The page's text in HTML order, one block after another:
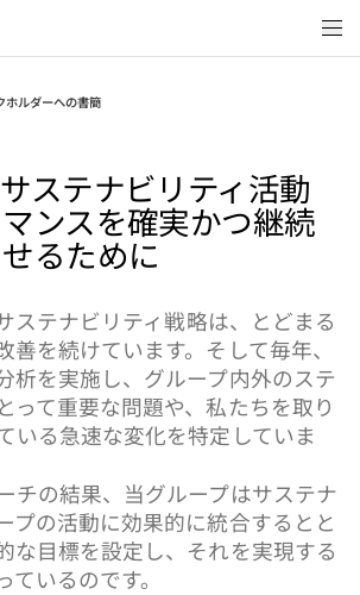
ホルダーへの書簡
ステナビリティ活動
ンスを確実かつ継続
るために
ステナビリティ戦略は、とどまる
善を続けています。そして毎年、
析を実施し、グループ内外のステ
って重要な問題や、私たちを取り
いる急速な変化を特定していま
チの結果、当グループはサステナ
プの活動に効果的に統合するとと
な目標を設定し、それを実現する
いるのです。